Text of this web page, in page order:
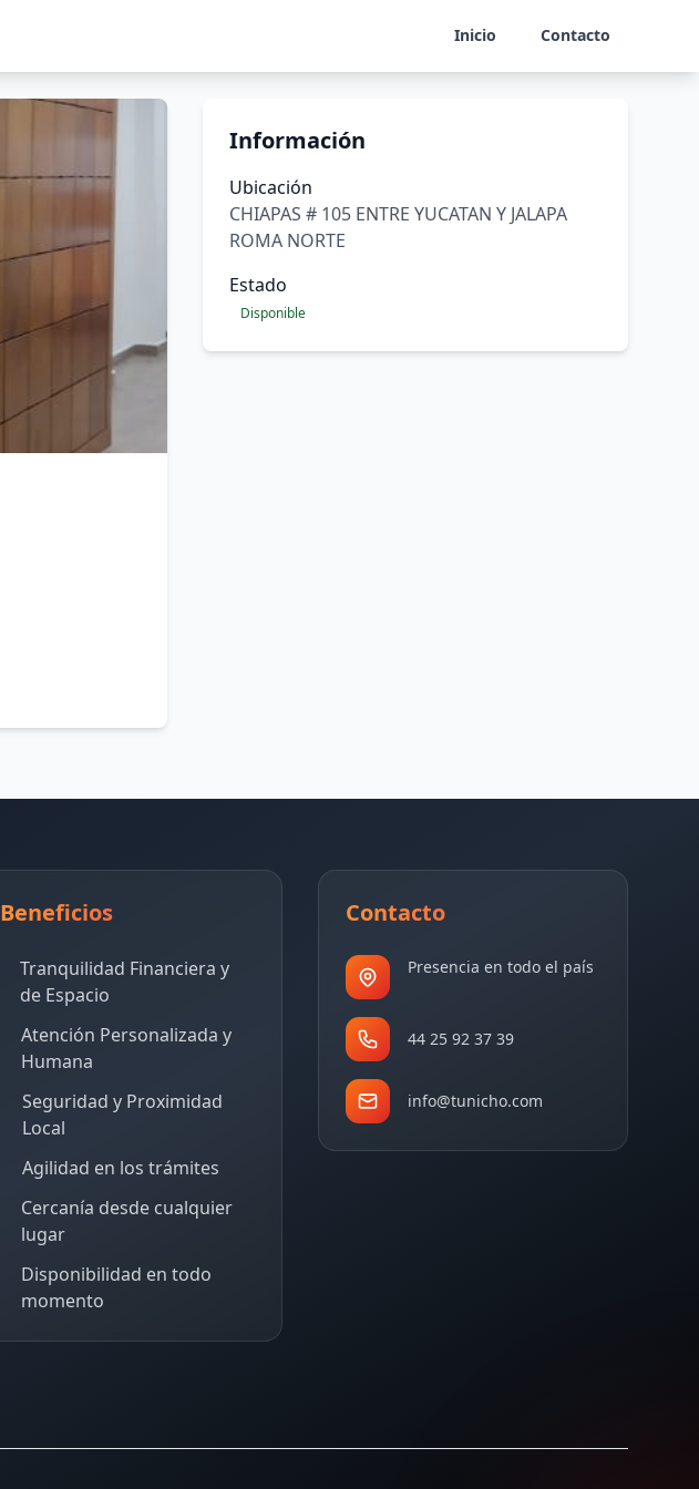
Inicio Contacto
Información
Ubicación
CHIAPAS # 105 ENTRE YUCATAN Y JALAPA
ROMA NORTE
Estado
Disponible
Beneficios
Tranquilidad Financiera y
de Espacio
Atención Personalizada y
Humana
Seguridad y Proximidad
Local
Agilidad en los trámites
Cercanía desde cualquier
lugar
Disponibilidad en todo
momento
Contacto
Presencia en todo el país
44 25 92 37 39
info@tunicho.com